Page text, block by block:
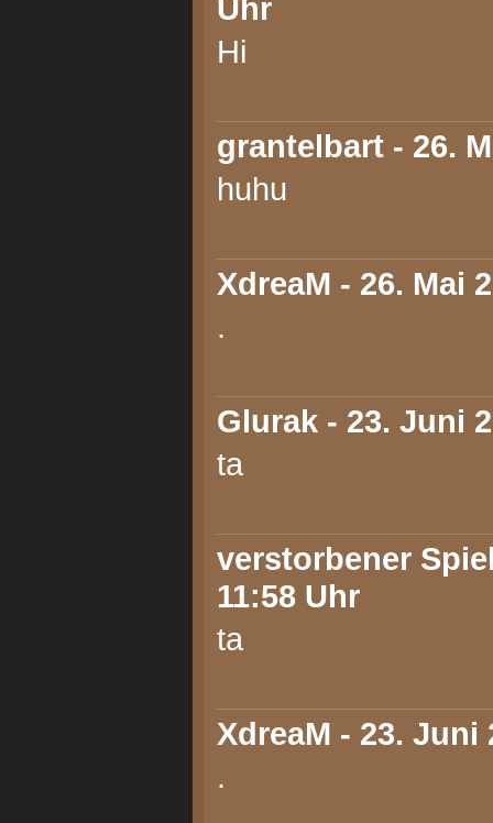
Uhr
Hi
grantelbart - 26.
huhu
XdreaM - 26. Mai
.
Glurak - 23. Juni
ta
verstorbener
11:58 Uhr
ta
XdreaM - 23. Juni
.